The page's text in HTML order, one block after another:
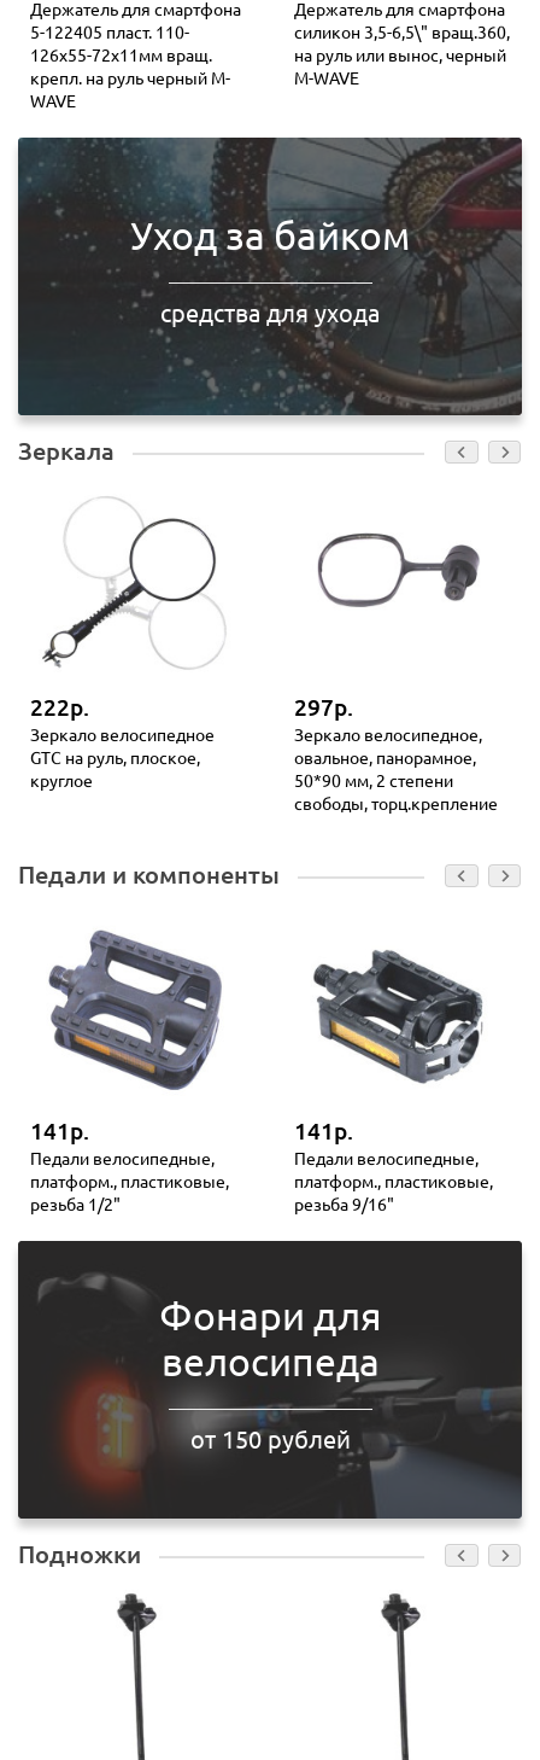
Держатель для смартфона
5-122405 пласт. 110-
126х55-72х11мм вращ.
крепл. на руль черный M-
WAVE
Держатель для смартфона
силикон 3,5-6,5\" вращ.360,
на руль или вынос, черный
M-WAVE
Уход за байком
средства для ухода
Зеркала
222р.
Зеркало велосипедное
GTC на руль, плоское,
круглое
297р.
Зеркало велосипедное,
овальное, панорамное,
50*90 мм, 2 степени
свободы, торц.крепление
Педали и компоненты
141р.
Педали велосипедные,
платформ., пластиковые,
резьба 1/2"
141р.
Педали велосипедные,
платформ., пластиковые,
резьба 9/16"
Фонари для
велосипеда
от 150 рублей
Подножки